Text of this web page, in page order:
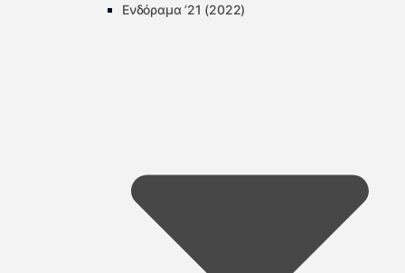
Ενδόραμα ’21 (2022)